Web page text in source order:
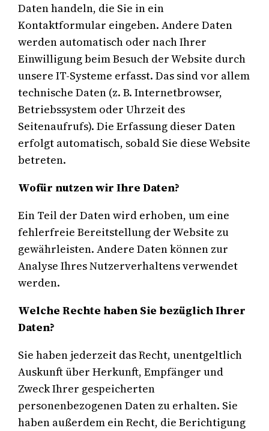
Daten handeln, die Sie in ein
Kontaktformular eingeben. Andere Daten
werden automatisch oder nach Ihrer
Einwilligung beim Besuch der Website durch
unsere IT-Systeme erfasst. Das sind vor allem
technische Daten (z. B. Internetbrowser,
Betriebssystem oder Uhrzeit des
Seitenaufrufs). Die Erfassung dieser Daten
erfolgt automatisch, sobald Sie diese Website
betreten.
Wofür nutzen wir Ihre Daten?
Ein Teil der Daten wird erhoben, um eine
fehlerfreie Bereitstellung der Website zu
gewährleisten. Andere Daten können zur
Analyse Ihres Nutzerverhaltens verwendet
werden.
Welche Rechte haben Sie bezüglich Ihrer
Daten?
Sie haben jederzeit das Recht, unentgeltlich
Auskunft über Herkunft, Empfänger und
Zweck Ihrer gespeicherten
personenbezogenen Daten zu erhalten. Sie
haben außerdem ein Recht, die Berichtigung